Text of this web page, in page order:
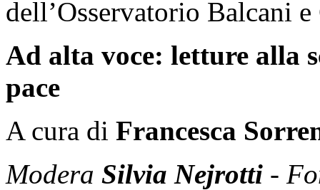
dell’Osservatorio Balcani e
Ad alta voce: letture alla
pace
A cura di Francesca
Modera Silvia Nejrotti -